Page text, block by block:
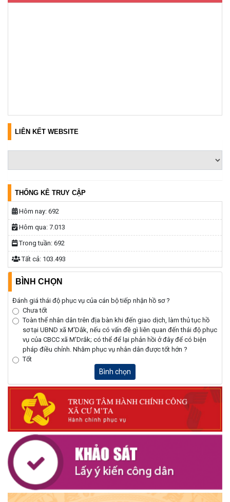
LIÊN KẾT WEBSITE
THỐNG KÊ TRUY CẬP
Hôm nay: 692
Hôm qua: 7.013
Trong tuần: 692
Tất cả: 103.493
BÌNH CHỌN
Đánh giá thái độ phục vụ của cán bộ tiếp nhận hồ sơ ?
Chưa tốt
Toàn thể nhân dân trên địa bàn khi đến giao dịch, làm thủ tục hồ
sơ tại UBND xã M'Dắk, nếu có vấn đề gì liên quan đến thái độ phục
vụ của CBCC xã M'Drắk; có thể để lại phản hồi ở đây để có biện
pháp điều chỉnh. Nhằm phục vụ nhân dân được tốt hớn ?
Tốt
Bình chọn